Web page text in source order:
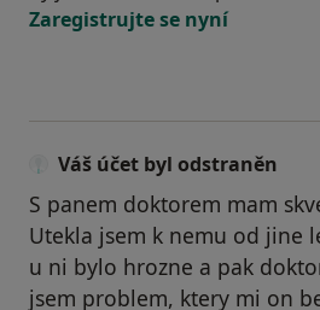
Zaregistrujte se nyní
Váš účet byl odstraněn
S panem doktorem mam
Utekla jsem k nemu od jine
u ni bylo hrozne a pak
jsem problem, ktery mi on